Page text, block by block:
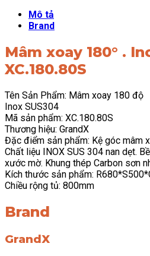
Mô tả
Brand
Mâm xoay 180° .
XC.180.80S
Tên Sản Phẩm: Mâm xoay 180 độ
Inox SUS304
Mã sản phẩm: XC.180.80S
Thương hiệu: GrandX
Đặc điểm sản phẩm: Kệ góc mâm
Chất liệu INOX SUS 304 nan dẹt.
xước mờ. Khung thép Carbon sơn
Kích thước sản phẩm:
Chiều rộng tủ: 800mm
Brand
GrandX